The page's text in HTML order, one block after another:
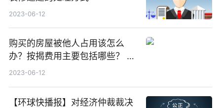
2023-06-12
购买的房屋被他人占用该怎么
办？按揭费用主要包括哪些？ 全
球新要闻
2023-06-12
【环球快播报】对经济仲裁裁决